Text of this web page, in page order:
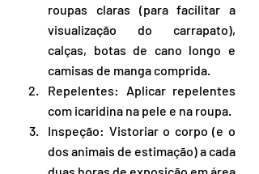
roupas claras (para facilitar a
visualização do carrapato),
calças, botas de cano longo e
camisas de manga comprida.
Repelentes: Aplicar repelentes
com icaridina na pele e na roupa.
Inspeção: Vistoriar o corpo (e o
dos animais de estimação) a cada